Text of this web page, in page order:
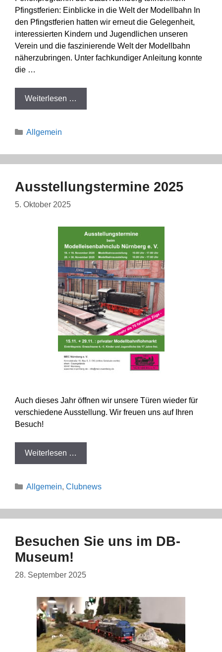
Pfingstferien: Einblicke in die Welt der Modellbahn In
den Pfingstferien hatten wir erneut die Gelegenheit,
interessierten Kindern und Jugendlichen unseren
Verein und die faszinierende Welt der Modellbahn
näherzubringen. Unter fachkundiger Anleitung konnte
die …
Weiterlesen …
Kategorien
Allgemein
Ausstellungstermine 2025
5. Oktober 2025
Auch dieses Jahr öffnen wir unsere Türen wieder für
verschiedene Ausstellung. Wir freuen uns auf Ihren
Besuch!
Weiterlesen …
Kategorien
Allgemein, Clubnews
Besuchen Sie uns im DB-
Museum!
28. September 2025